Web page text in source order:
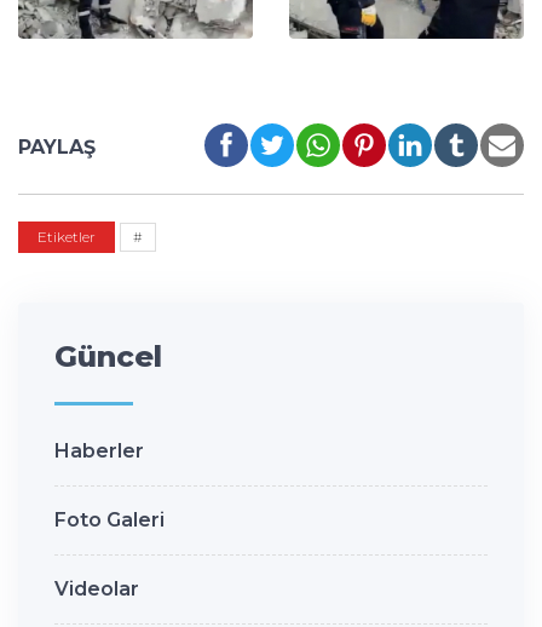
PAYLAŞ
Etiketler #
Güncel
Haberler
Foto Galeri
Videolar